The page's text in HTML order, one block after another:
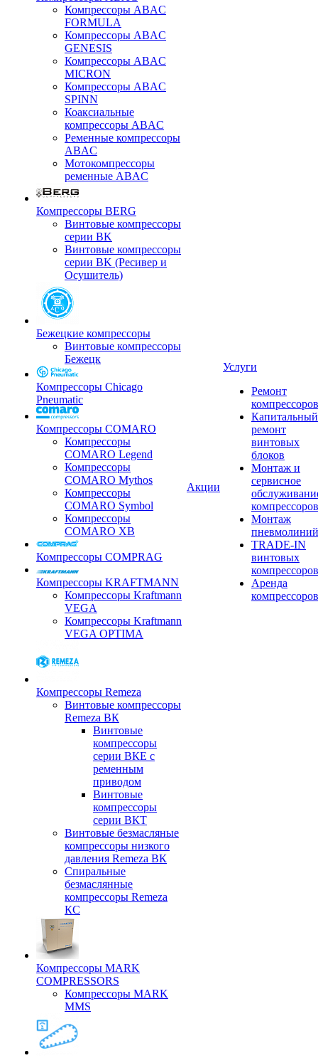
Компрессоры ABAC
FORMULA
Компрессоры ABAC
GENESIS
Компрессоры ABAC
MICRON
Компрессоры ABAC
SPINN
Коаксиальные
компрессоры ABAC
Ременные компрессоры
ABAC
Мотокомпрессоры
ременные ABAC
Компрессоры BERG
Винтовые компрессоры
серии BK
Винтовые компрессоры
серии BK (Ресивер и
Осушитель)
Бежецкие компрессоры
Винтовые компрессоры
Бежецк
Компрессоры Chicago
Pneumatic
Компрессоры COMARO
Компрессоры
COMARO Legend
Компрессоры
COMARO Mythos
Компрессоры
COMARO Symbol
Компрессоры
COMARO XB
Компрессоры COMPRAG
Компрессоры KRAFTMANN
Компрессоры Kraftmann
VEGA
Компрессоры Kraftmann
VEGA OPTIMA
Компрессоры Remeza
Винтовые компрессоры
Remeza ВК
Винтовые
компрессоры
серии ВКЕ с
ременным
приводом
Винтовые
компрессоры
серии ВКТ
Винтовые безмасляные
компрессоры низкого
давления Remeza ВК
Спиральные
безмаслянные
компрессоры Remeza
КС
Компрессоры MARK
COMPRESSORS
Компрессоры MARK
MMS
Акции
Услуги
Ремонт
компрессоров
Капитальный
ремонт
винтовых
блоков
Монтаж и
сервисное
компрессоров
Монтаж
пневмолиний
TRADE-IN
винтовых
компрессоров
Аренда
компрессоров